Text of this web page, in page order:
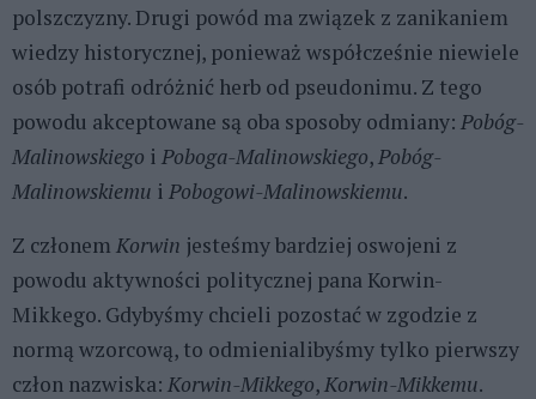
polszczyzny. Drugi powód ma związek z zanikaniem
wiedzy historycznej, ponieważ współcześnie niewiele
osób potrafi odróżnić herb od pseudonimu. Z tego
powodu akceptowane są oba sposoby odmiany: Pobóg-
Malinowskiego i Poboga-Malinowskiego,Pobóg-
Malinowskiemu i Pobogowi-Malinowskiemu.
Z członem Korwin jesteśmy bardziej oswojeni z
powodu aktywności politycznej pana Korwin-
Mikkego. Gdybyśmy chcieli pozostać w zgodzie z
normą wzorcową, to odmienialibyśmy tylko pierwszy
człon nazwiska: Korwin-Mikkego,Korwin-Mikkemu.